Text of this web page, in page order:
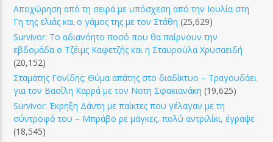
Αποχώρηση από τη σειρά με υπόσχεση από την Ιουλία στη
Γη της ελιάς και ο γάμος της με τον Στάθη (25,629)
Survivor: Το αδιανόητο ποσό που θα παίρνουν την
εβδομάδα ο Τζέιμς Καφετζής και η Σταυρούλα Χρυσαειδή
(20,152)
Σταμάτης Γονίδης: Θύμα απάτης στο διαδίκτυο – Τραγουδάει
για τον Βασίλη Καρρά με τον Νοτη Σφακιανάκη (19,625)
Survivor: Έκρηξη Δάντη με παίκτες που γέλαγαν με τη
σύντροφό του – Μπράβο ρε μάγκες, πολύ αντριλίκι, έγραψε
(18,545)